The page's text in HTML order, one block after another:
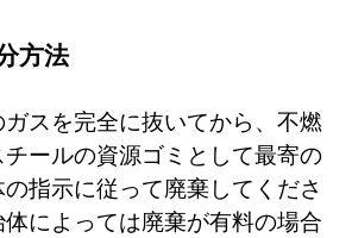
方法
スを完全に抜いてから、不燃
ールの資源ゴミとして最寄の
指示に従って廃棄してくださ
によっては廃棄が有料の場合